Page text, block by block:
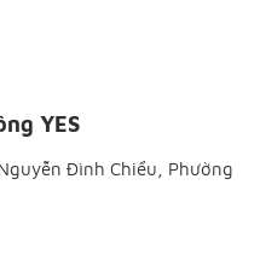
YES
Đình Chiểu, Phường